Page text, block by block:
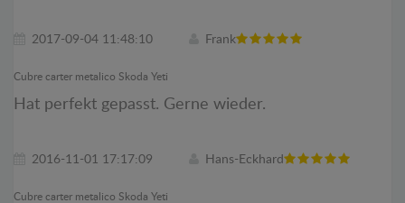
2017-09-04 11:48:10 Frank
Cubre carter metalico Skoda Yeti
Hat perfekt gepasst. Gerne wieder.
2016-11-01 17:17:09 Hans-Eckhard
Cubre carter metalico Skoda Yeti